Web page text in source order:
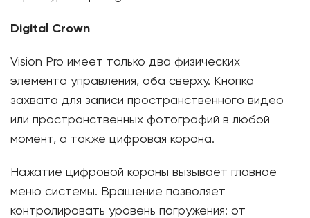
Digital Crown
Vision Pro имеет только два физических
элемента управления, оба сверху. Кнопка
захвата для записи пространственного видео
или пространственных фотографий в любой
момент, а также цифровая корона.
Нажатие цифровой короны вызывает главное
меню системы. Вращение позволяет
контролировать уровень погружения: от